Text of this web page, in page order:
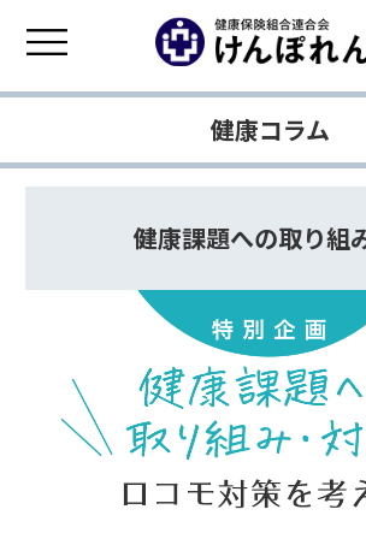
健康コラム
健康課題への取り組